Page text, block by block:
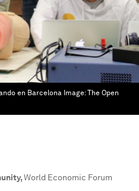
en Barcelona Image:The Open
,World Economic Forum